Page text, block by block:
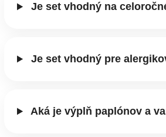
Je set vhodný na
Je set vhodný pre
Aká je výplň paplónov a